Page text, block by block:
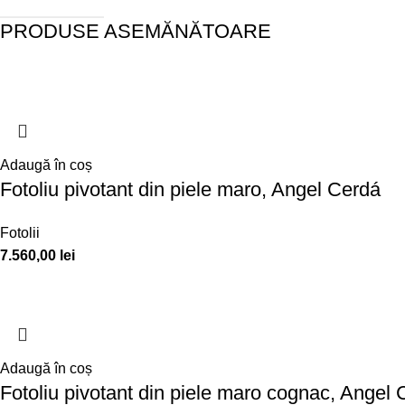
PRODUSE ASEMĂNĂTOARE
Adaugă în coș
Fotoliu pivotant din piele maro, Angel Cerdá
Fotolii
7.560,00 lei
Adaugă în coș
Fotoliu pivotant din piele maro cognac, Angel